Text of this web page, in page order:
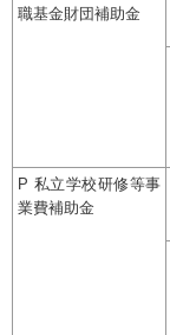
職基金財団補助金
P 私立学校研修等事
業費補助金